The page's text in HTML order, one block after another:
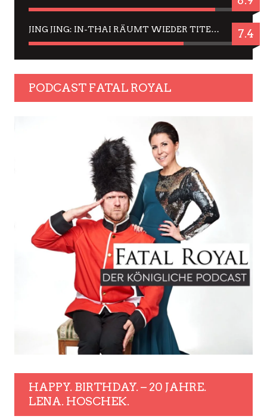
JING JING: IN-THAI RÄUMT WIEDER TITEL AB – EIN ZWEI-STUNDEN-ERLEBNISBERICHT 7.4
PODCAST FATAL ROYAL
HAPPY. BIRTHDAY. – 20 JAHRE.
LENA. HOSCHEK.